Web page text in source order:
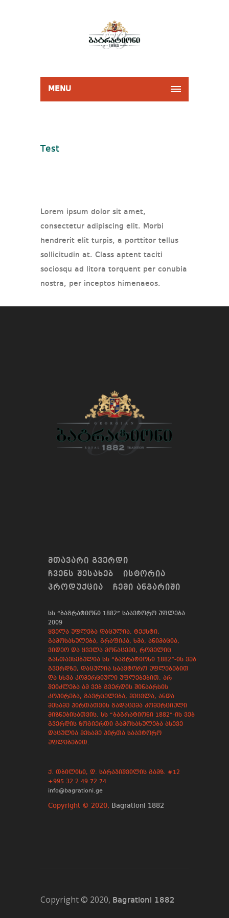
MENU
Test
Lorem ipsum dolor sit amet,
consectetur adipiscing elit. Morbi
hendrerit elit turpis, a porttitor tellus
sollicitudin at. Class aptent taciti
sociosqu ad litora torquent per conubia
nostra, per inceptos himenaeos.
ᲛᲗᲐᲕᲐᲠᲘ ᲒᲕᲔᲠᲓᲘ
ᲩᲕᲔᲜᲡ ᲨᲔᲡᲐᲮᲔᲑ
ᲘᲡᲢᲝᲠᲘᲐ
ᲞᲠᲝᲓᲣᲥᲪᲘᲐ
ᲩᲔᲛᲘ ᲐᲜᲒᲐᲠᲘᲨᲘ
სს “ბაგრატიონი 1882” საავტორო უფლება
2009
ყველა უფლება დაცულია. ტექსტი,
გამოსახულება, გრაფიკა, ხმა, ანიმაცია,
ვიდეო და ყველა მონაცემი, რომელიც
განთავსებულია სს “ბაგრატიონი 1882”-ის ვებ
გვერდზე, დაცულია საავტორო უფლებებით
და სხვა კომერციული უფლებებით. არ
შეიძლება ამ ვებ გვერდის შინაარსის
კოპირება, გავრცელება, შეცვლა, ანდა
მესამე პირთათვის გადაცემა კომერციული
მიზნებისათვის. სს “ბაგრატიონი 1882”-ის ვებ
გვერდის ზოგიერთი გამოსახულება ასევე
დაცულია მესამე პირთა საავტორო
უფლებებით.
ქ. თბილისი, დ. სარაჯიშვილის გამზ. #12
+995 32 2 49 72 74
info@bagrationi.ge
Copyright © 2020, Bagrationi 1882
Copyright © 2020, Bagrationi 1882